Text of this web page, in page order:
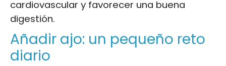
cardiovascular y favorecer una buena
digestión.
Añadir ajo: un pequeño reto
diario